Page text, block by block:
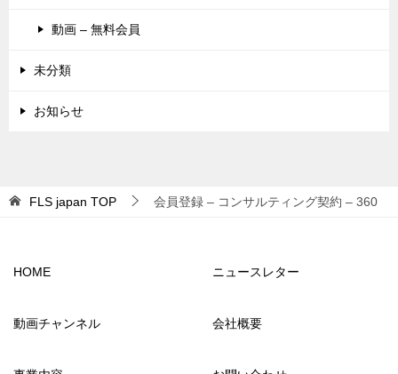
動画 – 無料会員
未分類
お知らせ
FLS japan TOP 会員登録 – コンサルティング契約 – 360
HOME ニュースレター
動画チャンネル 会社概要